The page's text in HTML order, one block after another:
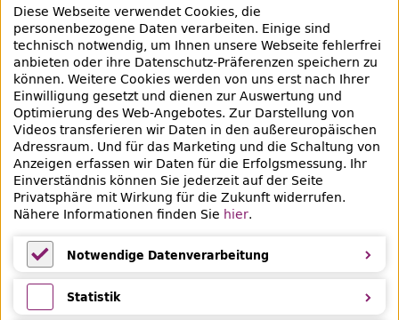
Bibliotheksausweis
Highlights
Veranstaltungen & Lernangebote
Veranstaltungsübersicht
Lern- und Beratungsangebote
Eltern & Kinder
Ferien
Medientipps und Angebote
Diese Webseite verwendet Cookies, die
personenbezogene Daten verarbeiten. Einige sind
technisch notwendig, um Ihnen unsere Webseite fehlerfrei
anbieten oder ihre Datenschutz-Präferenzen speichern zu
können. Weitere Cookies werden von uns erst nach Ihrer
Einwilligung gesetzt und dienen zur Auswertung und
Optimierung desWeb-Angebotes. Zur Darstellung von
Videos transferieren wir Daten in den außereuropäischen
Adressraum. Und für das Marketing und die Schaltung von
Anzeigen erfassen wir Daten für die Erfolgsmessung. Ihr
Einverständnis können Sie jederzeit auf der Seite
Privatsphäre mit Wirkung für die Zukunft widerrufen.
Nähere Informationen finden Sie hier.
Notwendige Datenverarbeitung
Notwendige Datenverarbeitung
Statistik